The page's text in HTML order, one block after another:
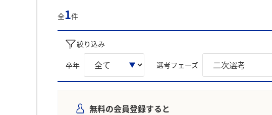
全1件
絞り込み
卒年 選考フェーズ
無料の会員登録すると